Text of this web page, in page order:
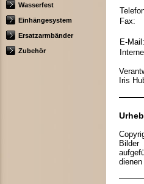
Wasserfest
Einhängesystem
Ersatzarmbänder
Zubehör
Fax:
E-Mail:
Iris